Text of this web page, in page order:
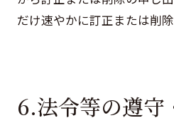
だけ速やかに訂正または削除
6.法令等の遵守